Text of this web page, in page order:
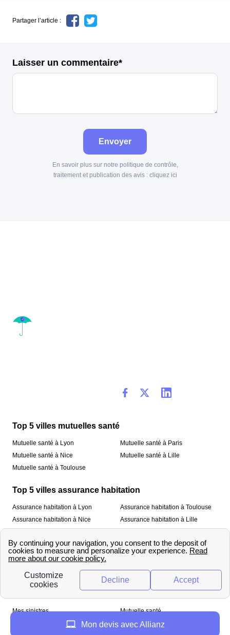
Partager l’article :
Laisser un commentaire*
Envoyer
En savoir plus sur notre politique de contrôle,
traitement et publication des avis : cliquez ici
Top 5 villes mutuelles santé
Mutuelle santé à Lyon
Mutuelle santé à Nice
Mutuelle santé à Toulouse
Mutuelle santé à Paris
Mutuelle santé à Lille
Top 5 villes assurance habitation
Assurance habitation à Lyon
Assurance habitation à Nice
Assurance habitation à Toulouse
Assurance habitation à Lille
À propos
Qui sommes-nous ? Mentions légales
Mes sinistres
Assurance habitation
Mutuelle santé
Mon devis avec Allianz